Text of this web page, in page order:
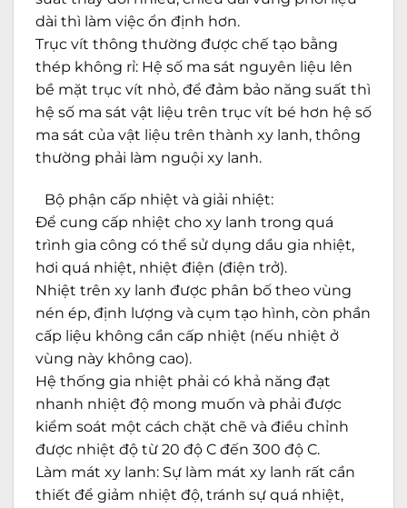
dài thì làm việc ổn định hơn.
Trục vít thông thường được chế tạo bằng
thép không rỉ: Hệ số ma sát nguyên liệu lên
bề mặt trục vít nhỏ, để đảm bảo năng suất thì
hệ số ma sát vật liệu trên trục vít bé hơn hệ số
ma sát của vật liệu trên thành xy lanh, thông
thường phải làm nguội xy lanh.
Bộ phận cấp nhiệt và giải nhiệt:
Để cung cấp nhiệt cho xy lanh trong quá
trình gia công có thể sử dụng dầu gia nhiệt,
hơi quá nhiệt, nhiệt điện (điện trở).
Nhiệt trên xy lanh được phân bố theo vùng
nén ép, định lượng và cụm tạo hình, còn phần
cấp liệu không cần cấp nhiệt (nếu nhiệt ở
vùng này không cao).
Hệ thống gia nhiệt phải có khả năng đạt
nhanh nhiệt độ mong muốn và phải được
kiểm soát một cách chặt chẽ và điều chỉnh
được nhiệt độ từ 20 độ C đến 300 độ C.
Làm mát xy lanh: Sự làm mát xy lanh rất cần
thiết để giảm nhiệt độ, tránh sự quá nhiệt,